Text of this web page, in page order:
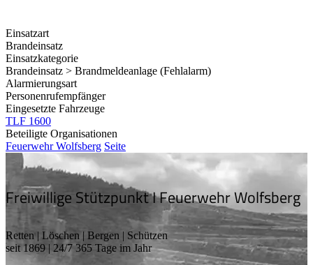
Einsatzart
Brandeinsatz
Einsatzkategorie
Brandeinsatz > Brandmeldeanlage (Fehlalarm)
Alarmierungsart
Personenrufempfänger
Eingesetzte Fahrzeuge
TLF 1600
Beteiligte Organisationen
Feuerwehr Wolfsberg Seite
Freiwillige Stützpunkt I Feuerwehr Wolfsberg
Retten | Löschen | Bergen | Schützen
seit 1869 | 24/7 365 Tage im Jahr